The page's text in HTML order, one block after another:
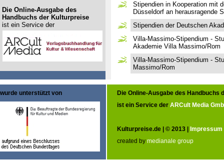
Stipendien in Kooperation mit
Düsseldorf an herausragende
Stipendien der Deutschen
Villa-Massimo-Stipendium -
Akademie Villa Massimo/Rom
Villa-Massimo-Stipendium -
Massimo/Rom
Die Online-Ausgabe des
Handbuchs der Kulturpreise
ist ein Service der
wurde unterstützt von
Die Online-Ausgabe des Handbuchs
ist ein Service der ARCult Media
Kulturpreise.de | © 2013 | Impressum
created by medianale group